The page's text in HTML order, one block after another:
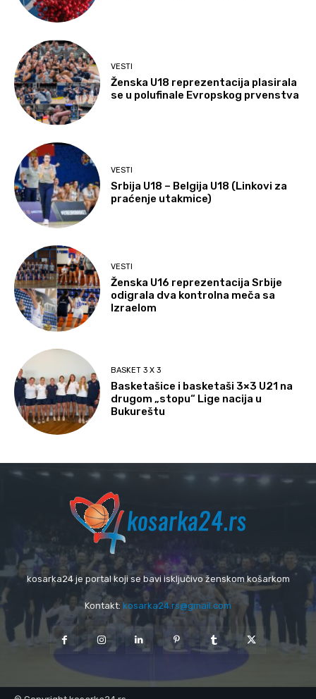
VESTI
Ženska U18 reprezentacija plasirala
se u polufinale Evropskog prvenstva
VESTI
Srbija U18 – Belgija U18 (Linkovi za
praćenje utakmice)
VESTI
Ženska U16 reprezentacija Srbije
odigrala dva kontrolna meča sa
Izraelom
BASKET 3 X 3
Basketašice i basketaši 3×3 U21 na
drugom „stopu“ Lige nacija u
Bukureštu
kosarka24 je portal koji se bavi isključivo ženskom košarkom
Kontakt: kosarka24.rs@gmail.com